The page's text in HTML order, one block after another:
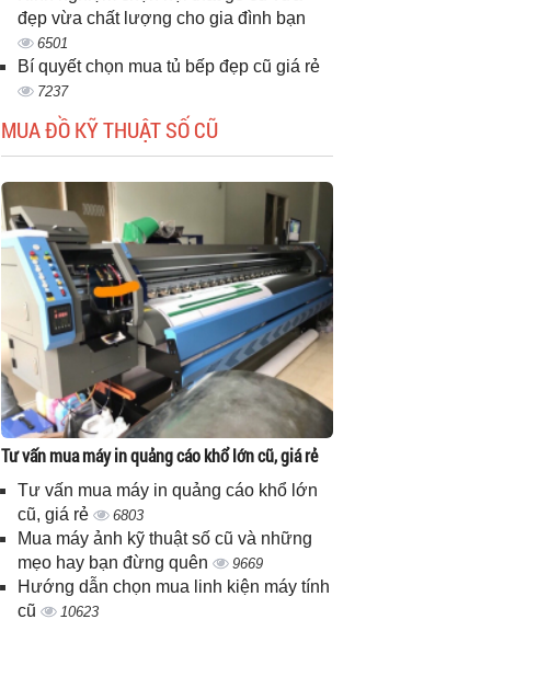
đẹp vừa chất lượng cho gia đình bạn
6501
Bí quyết chọn mua tủ bếp đẹp cũ giá rẻ
7237
MUA ĐỒ KỸ THUẬT SỐ CŨ
Tư vấn mua máy in quảng cáo khổ lớn cũ, giá rẻ
Tư vấn mua máy in quảng cáo khổ lớn
cũ, giá rẻ
6803
Mua máy ảnh kỹ thuật số cũ và những
mẹo hay bạn đừng quên
9669
Hướng dẫn chọn mua linh kiện máy tính
cũ
10623